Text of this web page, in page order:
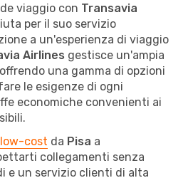
viaggio con Transavia
per il suo servizio
a un'esperienza di viaggio
Airlines gestisce un'ampia
una gamma di opzioni
le esigenze di ogni
economiche convenienti ai
cost da Pisa a
collegamenti senza
e un servizio clienti di alta